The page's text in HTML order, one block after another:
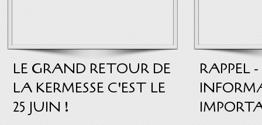
LE GRAND RETOUR DE
LA KERMESSE C'EST LE
25 JUIN !
RAPPEL -